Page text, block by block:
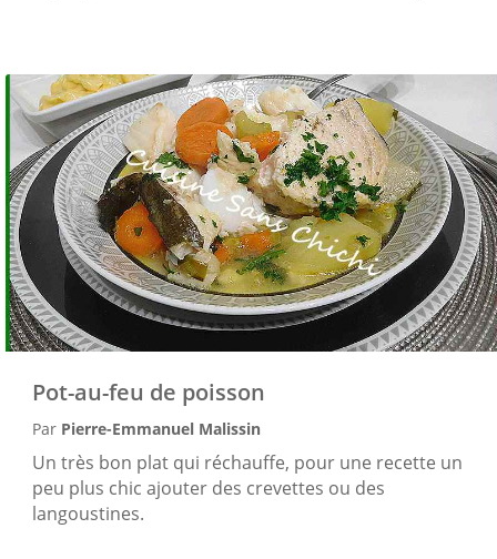
Pot-au-feu de poisson
Par Pierre-Emmanuel Malissin
Un très bon plat qui réchauffe, pour une recette un
peu plus chic ajouter des crevettes ou des
langoustines.